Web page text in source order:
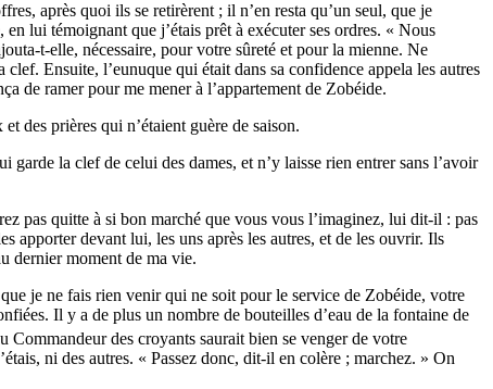
après quoi ils se retirèrent ; il n’en resta qu’un seul, que je
lui témoignant que j’étais prêt à exécuter ses ordres. « Nous
t-elle, nécessaire, pour votre sûreté et pour la mienne. Ne
Ensuite, l’eunuque qui était dans sa confidence appela les autres
de ramer pour me mener à l’appartement de Zobéide.
des prières qui n’étaient guère de saison.
la clef de celui des dames, et n’y laisse rien entrer sans l’avoir
pas quitte à si bon marché que vous vous l’imaginez, lui dit-il : pas
apporter devant lui, les uns après les autres, et de les ouvrir. Ils
dernier moment de ma vie.
je ne fais rien venir qui ne soit pour le service de Zobéide, votre
Il y a de plus un nombre de bouteilles d’eau de la fontaine de
Commandeur des croyants saurait bien se venger de votre
ni des autres. « Passez donc, dit-il en colère ; marchez. » On